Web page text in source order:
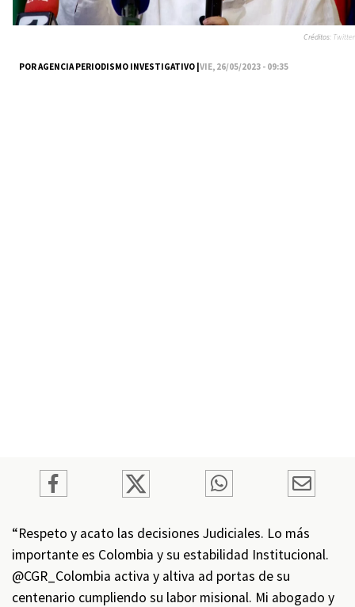
POR AGENCIA PERIODISMO INVESTIGATIVO |VIE, 26/05/2023 - 09:35
Créditos: Twitter
“Respeto y acato las decisiones Judiciales. Lo más
importante es Colombia y su estabilidad Institucional.
@CGR_Colombia activa y altiva ad portas de su
centenario cumpliendo su labor misional. Mi abogado y